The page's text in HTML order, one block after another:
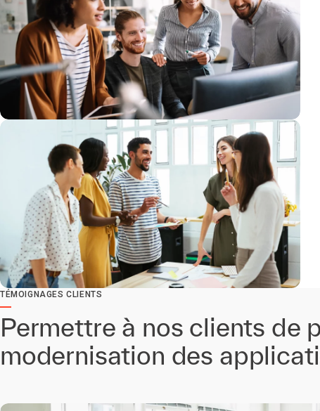
TÉMOIGNAGES CLIENTS
Permettre à nos clients de
modernisation des